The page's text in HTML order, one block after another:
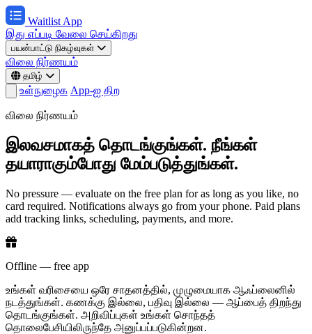
Waitlist App
இது எப்படி வேலை செய்கிறது
பயன்பாட்டு நிகழ்வுகள்
விலை நிர்ணயம்
தமிழ்
உள்நுழைக App-ஐ திற
விலை நிர்ணயம்
இலவசமாகத் தொடங்குங்கள். நீங்கள்
தயாராகும்போது மேம்படுத்துங்கள்.
No pressure — evaluate on the free plan for as long as you like, no
card required. Notifications always go from your phone. Paid plans
add tracking links, scheduling, payments, and more.
Offline — free app
உங்கள் வரிசையை ஒரே சாதனத்தில், முழுமையாக ஆஃப்லைனில்
நடத்துங்கள். கணக்கு இல்லை, பதிவு இல்லை — ஆப்பைத் திறந்து
தொடங்குங்கள். அறிவிப்புகள் உங்கள் சொந்தத்
தொலைபேசியிலிருந்தே அனுப்பப்படுகின்றன.